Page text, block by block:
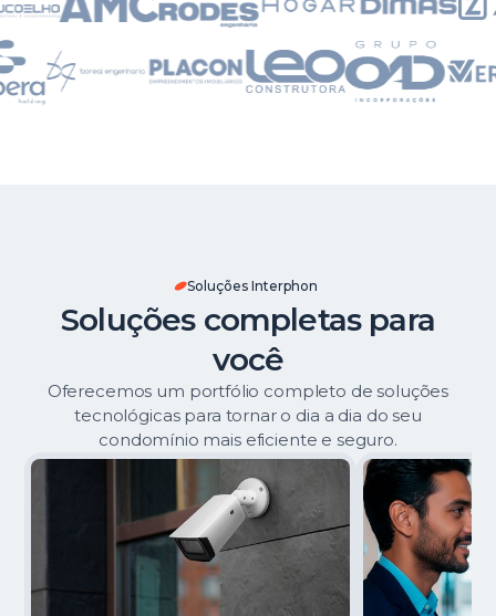
Soluções Interphon
Soluções completas para
você
Oferecemos um portfólio completo de soluções
tecnológicas para tornar o dia a dia do seu
condomínio mais eficiente e seguro.